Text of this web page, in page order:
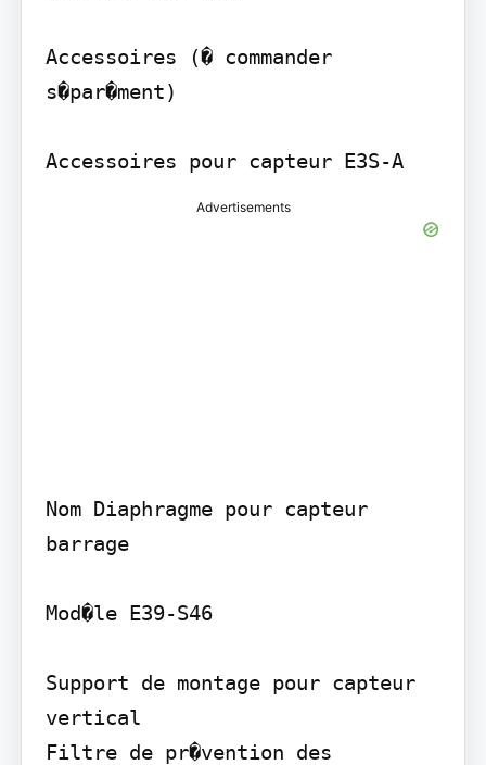
Accessoires (� commander
s�par�ment)
Accessoires pour capteur E3S-A
Advertisements
Nom Diaphragme pour capteur
barrage
Mod�le E39-S46
Support de montage pour capteur
vertical
Filtre de pr�vention des